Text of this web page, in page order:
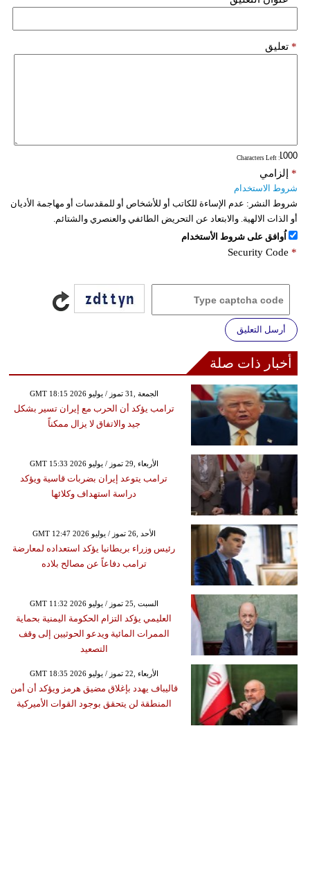
تعليق *
: Characters Left
إلزامي *
شروط الاستخدام
شروط النشر: عدم الإساءة للكاتب أو للأشخاص أو للمقدسات أو مهاجمة الأديان
أو الذات الالهية. والابتعاد عن التحريض الطائفي والعنصري والشتائم.
اُوافق على شروط الأستخدام
Security Code *
أرسل التعليق
أخبار ذات صلة
GMT 18:15 2026 الجمعة ,31 تموز / يوليو
ترامب يؤكد أن الحرب مع إيران تسير بشكل
جيد والاتفاق لا يزال ممكناً
GMT 15:33 2026 الأربعاء ,29 تموز / يوليو
ترامب يتوعد إيران بضربات قاسية ويؤكد
دراسة استهداف وكلائها
GMT 12:47 2026 الأحد ,26 تموز / يوليو
رئيس وزراء بريطانيا يؤكد استعداده لمعارضة
ترامب دفاعاً عن مصالح بلاده
GMT 11:32 2026 السبت ,25 تموز / يوليو
العليمي يؤكد التزام الحكومة اليمنية بحماية
الممرات المائية ويدعو الحوثيين إلى وقف
التصعيد
GMT 18:35 2026 الأربعاء ,22 تموز / يوليو
قاليباف يهدد بإغلاق مضيق هرمز ويؤكد أن أمن
المنطقة لن يتحقق بوجود القوات الأميركية